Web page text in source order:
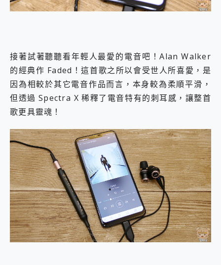
接著試著聽聽看年輕人最愛的電音吧！Alan Walker
的經典作 Faded！這首歌之所以會受世人所喜愛，是
因為相較於其它電音作品而言，本身較為柔順平滑，
但透過 Spectra X 稀釋了電音特有的刺耳感，讓整首
歌更具靈魂！